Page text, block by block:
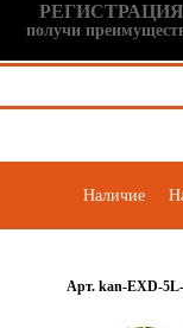
РЕГИСТРАЦИЯ
получи
Наличие
Арт. kan-EXD-